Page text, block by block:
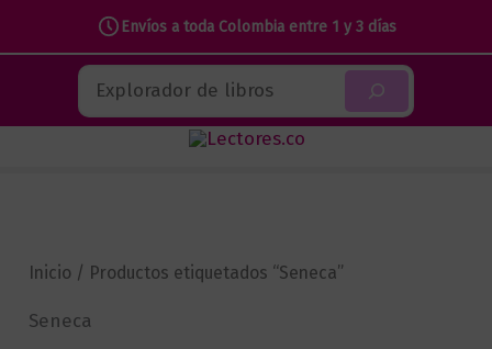
Envíos a toda Colombia entre 1 y 3 días
contenido
Buscar
Inicio / Productos etiquetados “Seneca”
Seneca